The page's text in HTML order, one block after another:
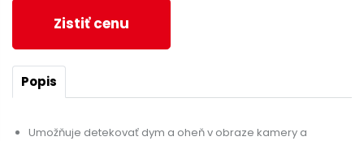
Zistiť cenu
Popis
Umožňuje detekovať dym a oheň v obraze kamery a